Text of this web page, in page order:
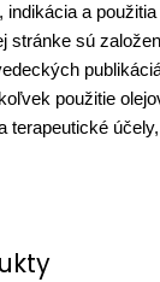
indikácia a
stránke sú
použitie
terapeutické